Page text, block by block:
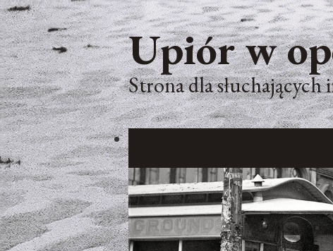
Upiór w
Strona dla słuchających